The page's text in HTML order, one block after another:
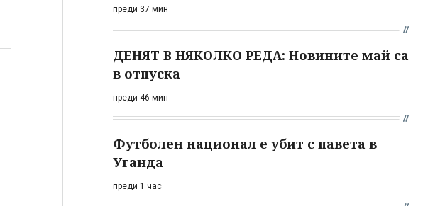
преди 37 мин
ДЕНЯТ В НЯКОЛКО РЕДА: Новините май са
в отпуска
преди 46 мин
Футболен национал е убит с павета в
Уганда
преди 1 час